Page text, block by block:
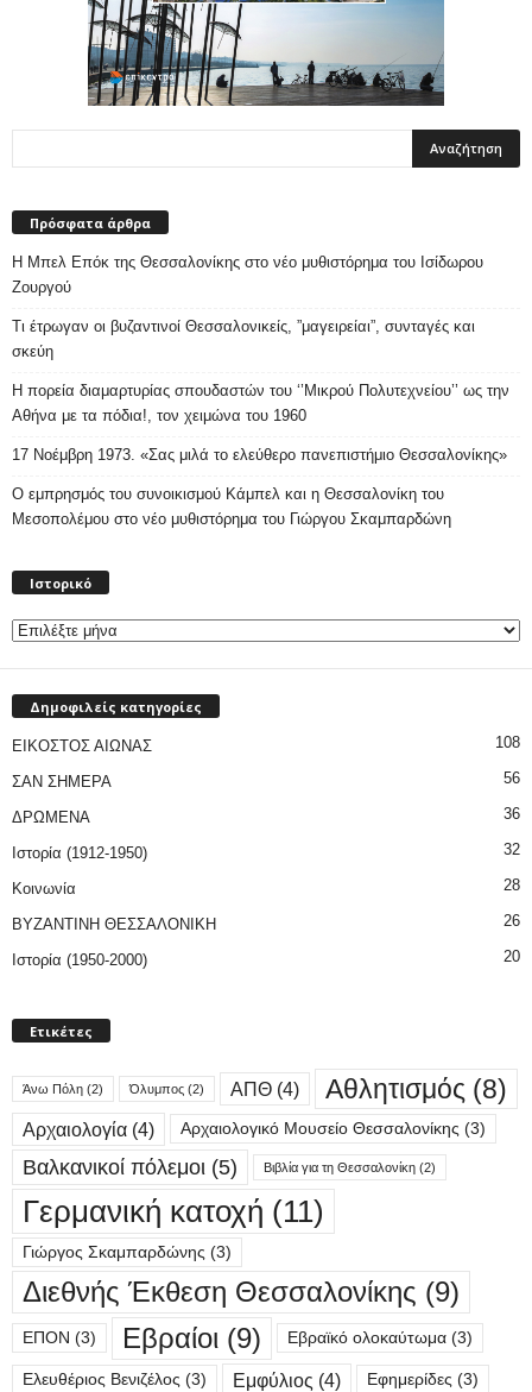
Πρόσφατα άρθρα
Η Μπελ Επόκ της Θεσσαλονίκης στο νέο μυθιστόρημα του Ισίδωρου
Ζουργού
Τι έτρωγαν οι βυζαντινοί Θεσσαλονικείς, ”μαγειρείαι”, συνταγές και
σκεύη
Η πορεία διαμαρτυρίας σπουδαστών του ‘’Μικρού Πολυτεχνείου’’ ως την
Αθήνα με τα πόδια!, τον χειμώνα του 1960
17 Νοέμβρη 1973. «Σας μιλά το ελεύθερο πανεπιστήμιο Θεσσαλονίκης»
Ο εμπρησμός του συνοικισμού Κάμπελ και η Θεσσαλονίκη του
Μεσοπολέμου στο νέο μυθιστόρημα του Γιώργου Σκαμπαρδώνη
Ιστορικό
Δημοφιλείς κατηγορίες
ΕΙΚΟΣΤΟΣ ΑΙΩΝΑΣ 108
ΣΑΝ ΣΗΜΕΡΑ 56
ΔΡΩΜΕΝΑ 36
Ιστορία (1912-1950) 32
Κοινωνία 28
ΒΥΖΑΝΤΙΝΗ ΘΕΣΣΑΛΟΝΙΚΗ 26
Ιστορία (1950-2000) 20
Ετικέτες
Άνω Πόλη (2) Όλυμπος (2) ΑΠΘ (4) Αθλητισμός (8)
Αρχαιολογία (4) Αρχαιολογικό Μουσείο Θεσσαλονίκης (3)
Βαλκανικοί πόλεμοι (5) Βιβλία για τη Θεσσαλονίκη (2)
Γερμανική κατοχή (11)
Γιώργος Σκαμπαρδώνης (3)
Διεθνής Έκθεση Θεσσαλονίκης (9)
ΕΠΟΝ (3) Εβραίοι (9) Εβραϊκό ολοκαύτωμα (3)
Ελευθέριος Βενιζέλος (3) Εμφύλιος (4) Εφημερίδες (3)